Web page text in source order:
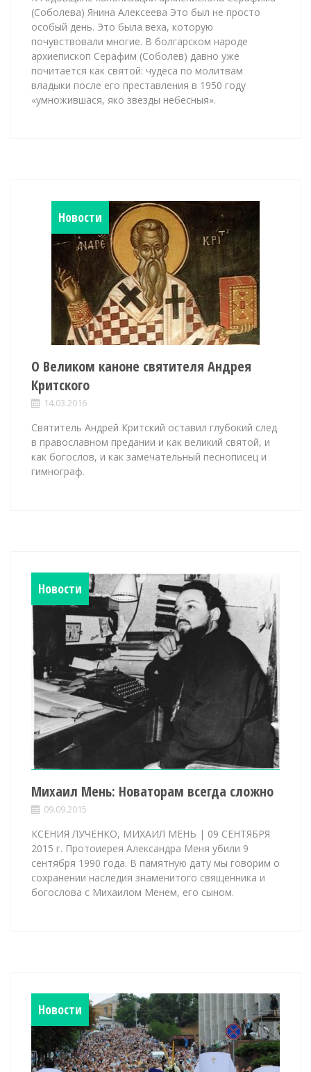
(Соболева) Янина Алексеева Это был не просто
особый день. Это была веха, которую
почувствовали многие. В болгарском народе
архиепископ Серафим (Соболев) давно уже
почитается как святой: чудеса по молитвам
владыки после его преставления в 1950 году
«умножившася, яко звезды небесныя».
Новости
О Великом каноне святителя Андрея
Критского
14.03.2016
Святитель Андрей Критский оставил глубокий след
в православном предании и как великий святой, и
как богослов, и как замечательный песнописец и
гимнограф.
Новости
Михаил Мень: Новаторам всегда сложно
09.09.2015
КСЕНИЯ ЛУЧЕНКО, МИХАИЛ МЕНЬ | 09 СЕНТЯБРЯ
2015 г. Протоиерея Александра Меня убили 9
сентября 1990 года. В памятную дату мы говорим о
сохранении наследия знаменитого священника и
богослова с Михаилом Менем, его сыном.
Новости